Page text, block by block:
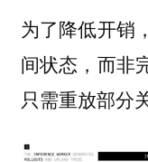
为了降低开销
间状态，而非
只需重放部分